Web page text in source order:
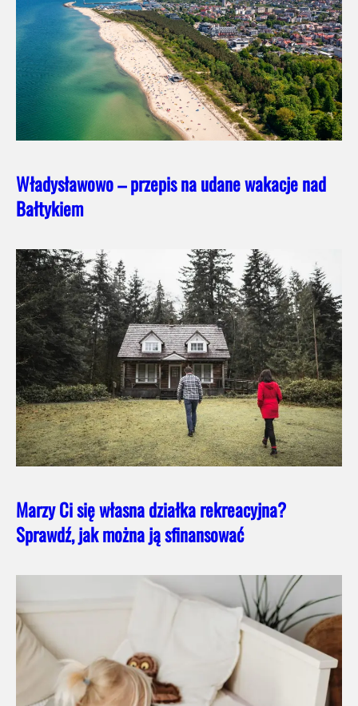
Władysławowo – przepis na udane wakacje nad
Bałtykiem
Marzy Ci się własna działka rekreacyjna?
Sprawdź, jak można ją sfinansować